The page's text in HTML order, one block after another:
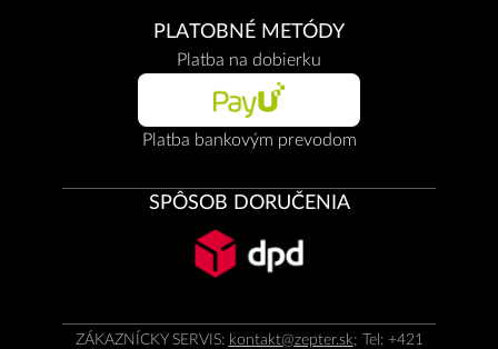
PLATOBNÉ METÓDY
Platba na dobierku
Platba bankovým prevodom
SPÔSOB DORUČENIA
ZÁKAZNÍCKY SERVIS: kontakt@zepter.sk; Tel: +421